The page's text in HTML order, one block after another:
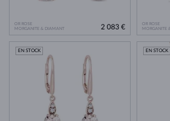
OR ROSE
MORGANITE & DIAMANT
2 083 €
OR ROSE
MORGANITE
EN STOCK EN STOCK